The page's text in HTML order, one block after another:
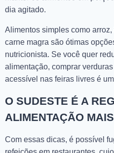
dia agitado.
Alimentos simples como
carne magra são ótimas
nutricionista. Se você quer
alimentação, comprar
acessível nas feiras livres é
O SUDESTE É A
ALIMENTAÇÃO
Com essas dicas, é possível